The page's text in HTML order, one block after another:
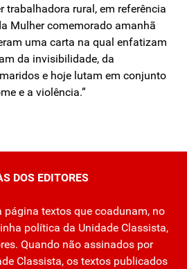
trabalhadora rural, em referência
Mulher comemorado amanhã
uma carta na qual enfatizam
da invisibilidade, da
e hoje lutam em conjunto
e a violência.”
DOS EDITORES
textos que coadunam, no
política da Unidade Classista,
Quando não assinados por
Classista, os textos publicados